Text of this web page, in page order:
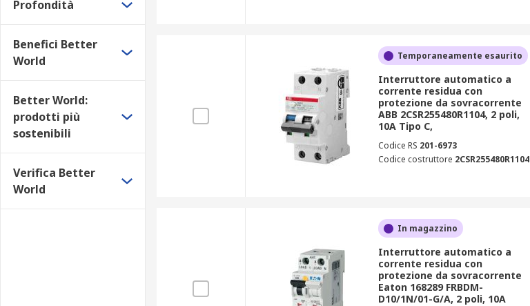
Profondità
Benefici Better
World
Better World:
prodotti più
sostenibili
Verifica Better
World
Temporaneamente esaurito
Interruttore automatico a
corrente residua con
protezione da sovracorrente
ABB 2CSR255480R1104, 2 poli,
10A Tipo C,
Codice RS 201-6973
Codice costruttore 2CSR255480R1104
In magazzino
Interruttore automatico a
corrente residua con
protezione da sovracorrente
Eaton 168289 FRBDM-
D10/1N/01-G/A, 2 poli, 10A